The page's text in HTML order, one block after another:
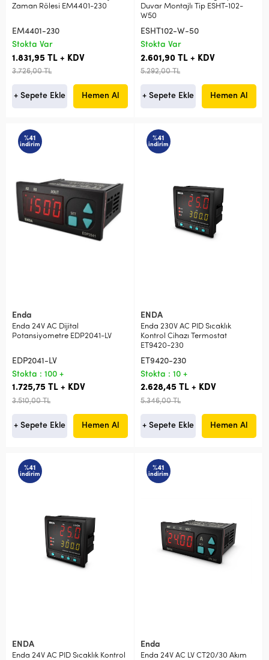
Zaman Rölesi EM4401-230
EM4401-230
Stokta Var
1.831,95 TL + KDV
3.726,00 TL
+ Sepete Ekle Hemen Al
Duvar Montajlı Tip ESHT-102-
W50
ESHT102-W-50
Stokta Var
2.601,90 TL + KDV
5.292,00 TL
+ Sepete Ekle Hemen Al
%41
indirim
Enda
Enda 24V AC Dijital
Potansiyometre EDP2041-LV
EDP2041-LV
Stokta : 100 +
1.725,75 TL + KDV
3.510,00 TL
+ Sepete Ekle Hemen Al
%41
indirim
ENDA
Enda 230V AC PID Sıcaklık
Kontrol Cihazı Termostat
ET9420-230
ET9420-230
Stokta : 10 +
2.628,45 TL + KDV
5.346,00 TL
+ Sepete Ekle Hemen Al
%41
indirim
ENDA
Enda 24V AC PID Sıcaklık Kontrol
%41
indirim
Enda
Enda 24V AC LV CT20/30 Akım